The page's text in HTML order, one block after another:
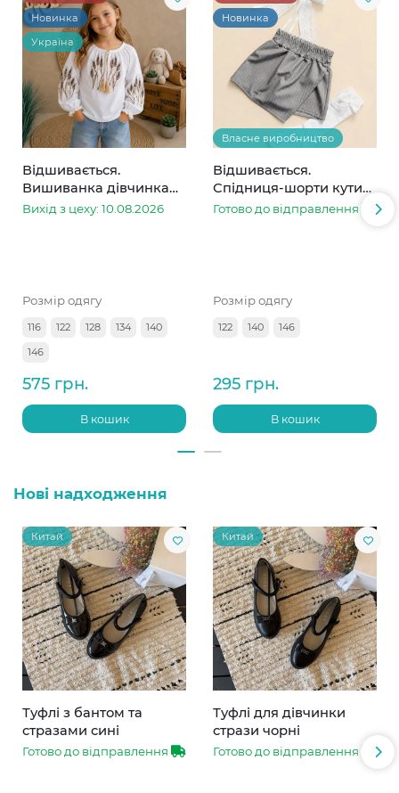
Новинка
Україна
Відшивається.
Вишиванка дівчинка
колоски
Вихід з цеху: 10.08.2026
Розмір одягу
116 122 128 134
140
146
575 грн.
В кошик
Новинка
Власне виробництво
Відшивається.
Спідниця-шорти кутик
сіра в смужку
Готово до відправлення
Розмір одягу
122 140 146
295 грн.
В кошик
Нові надходження
Китай
Туфлі з бантом та
стразами сині
Готово до відправлення
Китай
Туфлі для дівчинки
стрази чорні
Готово до відправлення